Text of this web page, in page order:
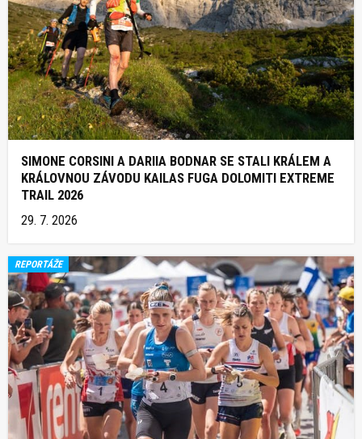
SIMONE CORSINI A DARIIA BODNAR SE STALI KRÁLEM A
KRÁLOVNOU ZÁVODU KAILAS FUGA DOLOMITI EXTREME
TRAIL 2026
29. 7. 2026
REPORTÁŽE